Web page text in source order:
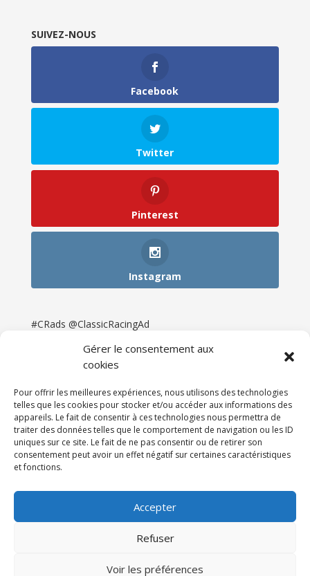
Gérer le consentement aux
cookies
Pour offrir les meilleures expériences, nous utilisons des technologies
telles que les cookies pour stocker et/ou accéder aux informations des
appareils. Le fait de consentir à ces technologies nous permettra de
traiter des données telles que le comportement de navigation ou les ID
uniques sur ce site. Le fait de ne pas consentir ou de retirer son
consentement peut avoir un effet négatif sur certaines caractéristiques
et fonctions.
Accepter
Refuser
Voir les préférences
SUIVEZ-NOUS
Facebook
Twitter
Pinterest
Instagram
#CRads @ClassicRacingAd
Newsletter & Presse
Partenaires
Tarifs
Espace Client
121DigitalGroup |